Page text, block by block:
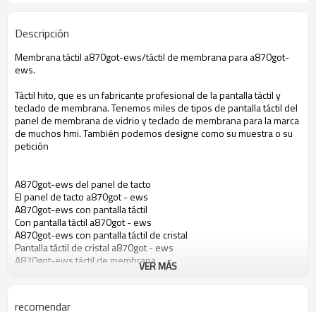
Descripción
Membrana táctil a870got-ews/táctil de membrana para a870got-
ews.
Táctil hito, que es un fabricante profesional de la pantalla táctil y
teclado de membrana. Tenemos miles de tipos de pantalla táctil del
panel de membrana de vidrio y teclado de membrana para la marca
de muchos hmi. También podemos designe como su muestra o su
petición
A870got-ews del panel de tacto
El panel de tacto a870got - ews
A870got-ews con pantalla táctil
Con pantalla táctil a870got - ews
A870got-ews con pantalla táctil de cristal
Pantalla táctil de cristal a870got - ews
A870got-ews táctil de membrana
Membrana táctil a870got - ewsVER MÁS
recomendar